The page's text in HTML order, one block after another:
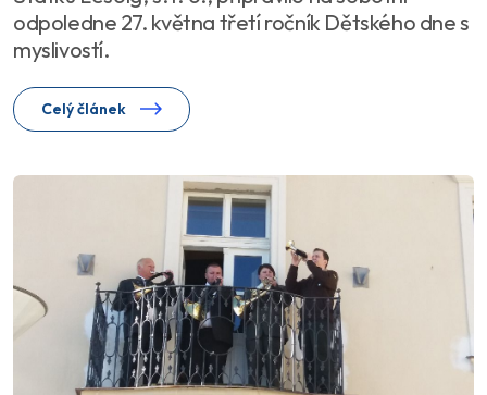
odpoledne 27. května třetí ročník Dětského dne s
myslivostí.
Celý článek